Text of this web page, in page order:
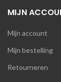
MIJN
Mijn account
Mijn bestelling
Retourneren